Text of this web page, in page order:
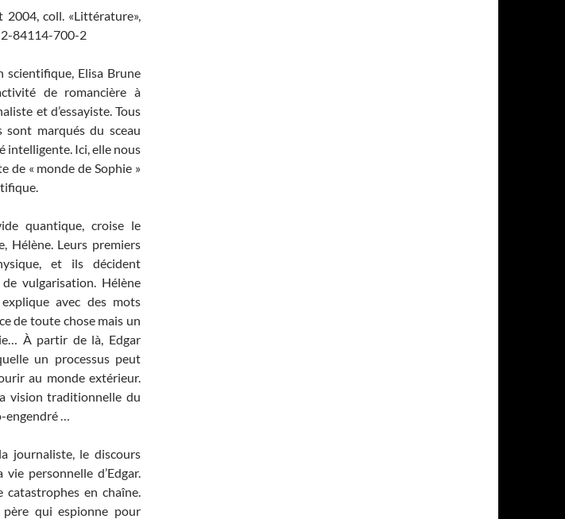
2004, coll. «Littérature»,
2-84114-700-2
scientifique, Elisa Brune
de romancière à
et d’essayiste. Tous
sont marqués du sceau
intelligente. Ici, elle nous
de « monde de Sophie »
quantique, croise le
Hélène. Leurs premiers
et ils décident
vulgarisation. Hélène
avec des mots
de toute chose mais un
À partir de là, Edgar
un processus peut
au monde extérieur.
vision traditionnelle du
engendré …
journaliste, le discours
personnelle d’Edgar.
catastrophes en chaîne.
qui espionne pour